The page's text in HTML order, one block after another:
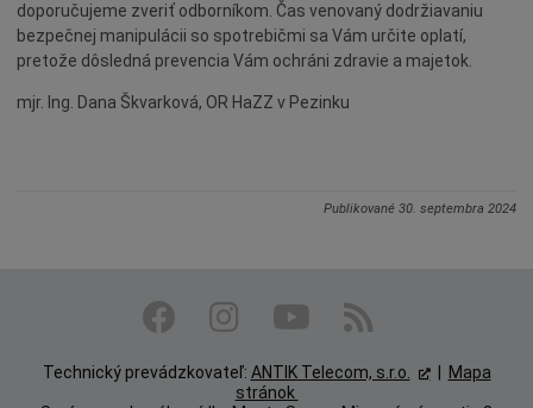
doporučujeme zveriť odborníkom. Čas venovaný dodržiavaniu
bezpečnej manipulácii so spotrebičmi sa Vám určite oplatí,
pretože dôsledná prevencia Vám ochráni zdravie a majetok.
mjr. Ing. Dana Škvarková, OR HaZZ v Pezinku
Publikované 30. septembra 2024
Technický prevádzkovateľ: ANTIK Telecom, s.r.o. |
Mapa
stránok